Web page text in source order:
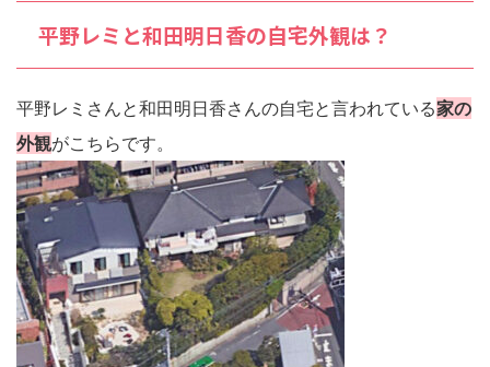
平野レミと和田明日香の自宅外観は？
平野レミさんと和田明日香さんの自宅と言われている家の
外観がこちらです。